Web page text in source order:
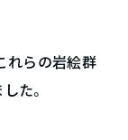
れらの岩絵群
た。